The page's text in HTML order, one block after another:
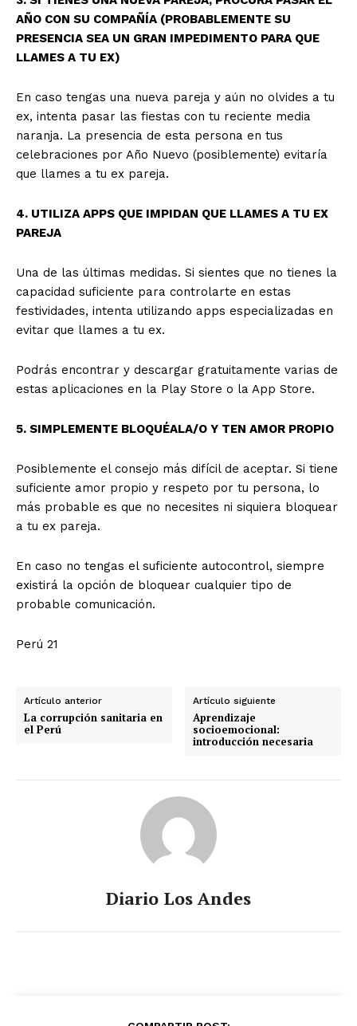
AÑO CON SU COMPAÑÍA (PROBABLEMENTE SU
PRESENCIA SEA UN GRAN IMPEDIMENTO PARA QUE
LLAMES A TU EX)
En caso tengas una nueva pareja y aún no olvides a tu
ex, intenta pasar las fiestas con tu reciente media
naranja. La presencia de esta persona en tus
celebraciones por Año Nuevo (posiblemente) evitaría
que llames a tu ex pareja.
4. UTILIZA APPS QUE IMPIDAN QUE LLAMES A TU EX
PAREJA
Una de las últimas medidas. Si sientes que no tienes la
capacidad suficiente para controlarte en estas
festividades, intenta utilizando apps especializadas en
evitar que llames a tu ex.
Podrás encontrar y descargar gratuitamente varias de
estas aplicaciones en la Play Store o la App Store.
5. SIMPLEMENTE BLOQUÉALA/O Y TEN AMOR PROPIO
Posiblemente el consejo más difícil de aceptar. Si tiene
suficiente amor propio y respeto por tu persona, lo
más probable es que no necesites ni siquiera bloquear
a tu ex pareja.
En caso no tengas el suficiente autocontrol, siempre
existirá la opción de bloquear cualquier tipo de
probable comunicación.
Perú 21
Artículo anterior
La corrupción sanitaria en
el Perú
Artículo siguiente
Aprendizaje
socioemocional:
introducción necesaria
Diario Los Andes